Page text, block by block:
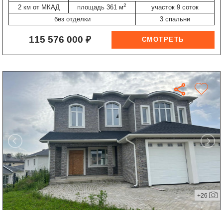
2 км от МКАД
площадь 361 м2
участок 9 соток
без отделки
3 спальни
115 576 000 ₽
+26